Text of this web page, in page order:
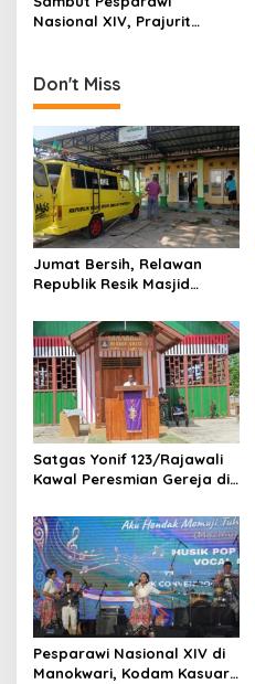
o
Nasional XIV, Prajurit
Don't Miss
Jumat Bersih, Relawan
Republik Resik Masjid
Ponorogo
Satgas Yonif 123/Rajawali
Kawal Peresmian Gereja di
Warga Perkuat Stabilitas
Papua Selatan
Pesparawi Nasional XIV di
Manokwari, Kodam Kasuari